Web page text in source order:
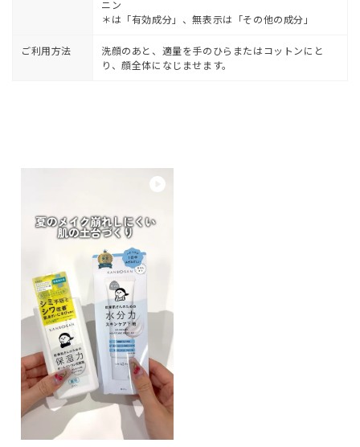
ニン
＊は「有効成分」、無表示は「その他の成分」
ご利用方法
洗顔のあと、適量を手のひらまたはコットンにと
り、顔全体になじませます。